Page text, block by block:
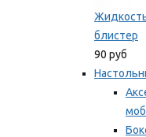
блистер
90 руб